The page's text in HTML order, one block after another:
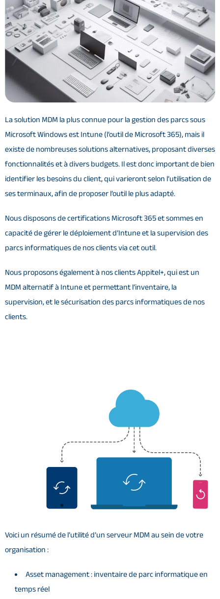
La solution MDM la plus connue pour la gestion des parcs sous
Microsoft Windows est Intune (l’outil de Microsoft 365), mais il
existe de nombreuses solutions alternatives, proposant diverses
fonctionnalités et à divers budgets. Il est donc important de bien
identifier les besoins du client, qui varieront selon l’utilisation de
ses terminaux, afin de proposer l’outil le plus adapté.
Nous disposons de certifications Microsoft 365 et sommes en
capacité de gérer le déploiement d’Intune et la supervision des
parcs informatiques de nos clients via cet outil.
Nous proposons également à nos clients Appitel+, qui est un
MDM alternatif à Intune et permettant l’inventaire, la
supervision, et le sécurisation des parcs informatiques de nos
clients.
Voici un résumé de l’utilité d’un serveur MDM au sein de votre
organisation :
Asset management : inventaire de parc informatique en
temps réel